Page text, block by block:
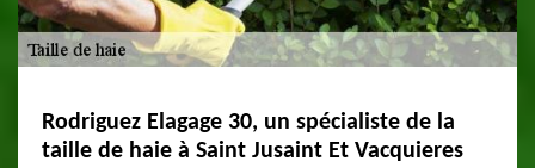
Rodriguez Elagage 30, un spécialiste de la
taille de haie à Saint Jusaint Et Vacquieres